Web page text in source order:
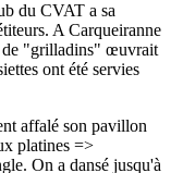
du CVAT a sa
A Carqueiranne
de "grilladins" œuvrait
ont été servies
affalé son pavillon
platines =>
On a dansé jusqu'à